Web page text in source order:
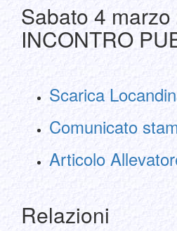
Sabato 4
INCONTRO
Scarica
Comunicato
Articolo
Relazioni